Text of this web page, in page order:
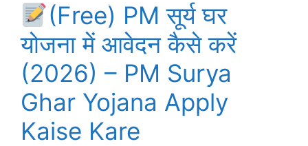
(Free) PM सूर्य घर
योजना में आवेदन कैसे करें
(2026) – PM Surya
Ghar Yojana Apply
Kaise Kare